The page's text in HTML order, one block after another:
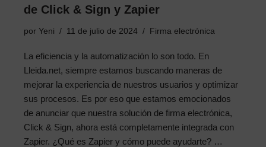
de Click & Sign y Zapier
por Yeni 11 de julio de 2024 Firma electrónica
La eficiencia y la automatización lo son todo. En
Lleida.net, siempre estamos buscando maneras de
mejorar la experiencia de nuestros usuarios y optimizar
sus procesos. Es por eso que estamos emocionados
de anunciar que nuestra solución de firma electrónica,
Click & Sign, ahora está completamente integrada con
Zapier. ¿Qué es Zapier y cómo puede ayudarte? …